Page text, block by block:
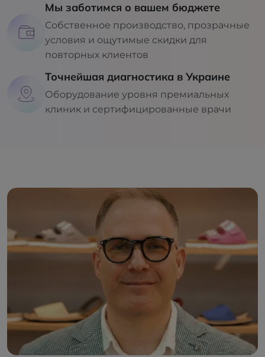
Мы заботимся о вашем бюджете
Собственное производство, прозрачные
условия и ощутимые скидки для
повторных клиентов
Точнейшая диагностика в Украине
Оборудование уровня премиальных
клиник и сертифицированные врачи